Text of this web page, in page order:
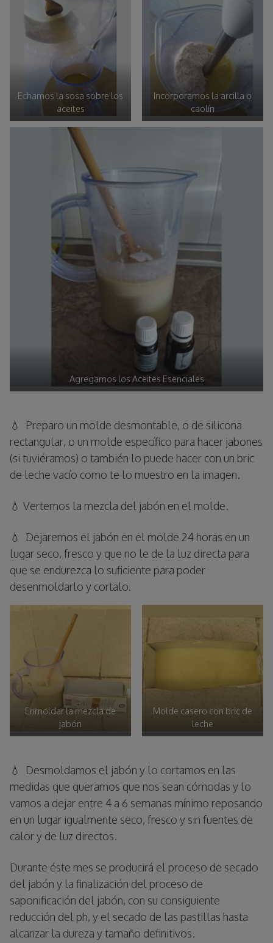
Echamos la sosa sobre los
aceites
Incorporamos la arcilla o
caolín
Agregamos los Aceites Esenciales
💧 Preparo un molde desmontable, o de silicona
rectangular, o un molde específico para hacer jabones
(si tuviéramos) o también lo puede hacer con un bric
de leche vacío como te lo muestro en la imagen.
💧 Vertemos la mezcla del jabón en el molde.
💧 Dejaremos el jabón en el molde 24 horas en un
lugar seco, fresco y que no le de la luz directa para
que se endurezca lo suficiente para poder
desenmoldarlo y cortalo.
Enmoldar la mezcla de
jabón
Molde casero con bric de
leche
💧 Desmoldamos el jabón y lo cortamos en las
medidas que queramos que nos sean cómodas y lo
vamos a dejar entre 4 a 6 semanas mínimo reposando
en un lugar igualmente seco, fresco y sin fuentes de
calor y de luz directos.
Durante éste mes se producirá el proceso de secado
del jabón y la finalización del proceso de
saponificación del jabón, con su consiguiente
reducción del ph, y el secado de las pastillas hasta
alcanzar la dureza y tamaño definitivos.